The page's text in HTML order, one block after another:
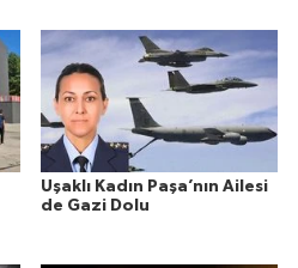
Uşaklı Kadın Paşa’nın Ailesi
de Gazi Dolu